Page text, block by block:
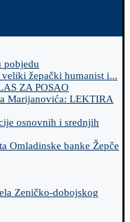
pobjedu
žepački humanist i...
ZA POSAO
Marijanovića: LEKTIRA
osnovnih i srednjih
Omladinske banke Žepče
Zeničko-dobojskog